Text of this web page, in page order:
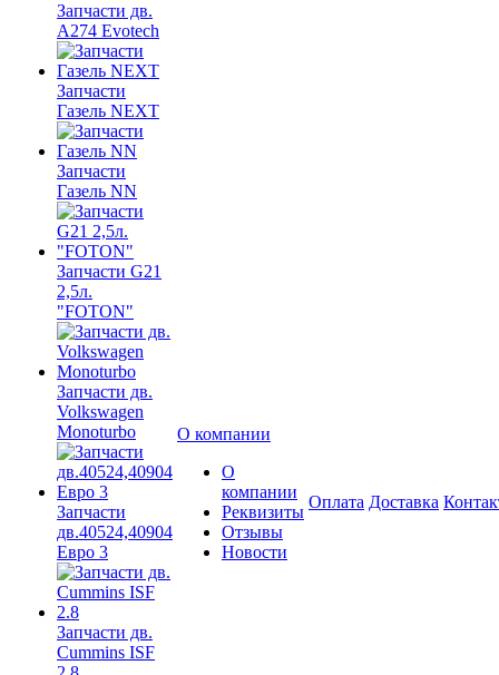
Запчасти дв.
A274 Evotech
Запчасти
Газель NEXT
Запчасти
Газель NN
Запчасти G21
2,5л.
"FOTON"
Запчасти дв.
Volkswagen
Monoturbo
Запчасти
дв.40524,40904
Евро 3
Запчасти дв.
Cummins ISF
О компании
О
компании
Реквизиты
Отзывы
Новости
Оплата Доставка